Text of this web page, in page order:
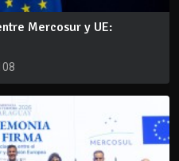
Mercosur y UE: